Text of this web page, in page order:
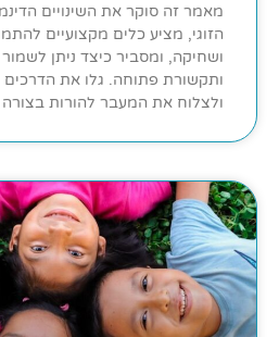
מאמר זה סוקר את השינויים
הזוגי, מציע כלים מקצועיים
ושחיקה, ומסביר כיצד ניתן לשמור
ותקשורת פתוחה. גלו את
ולצלוח את המעבר להורות